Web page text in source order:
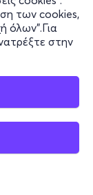
των cookies,
όλων".Για
στην